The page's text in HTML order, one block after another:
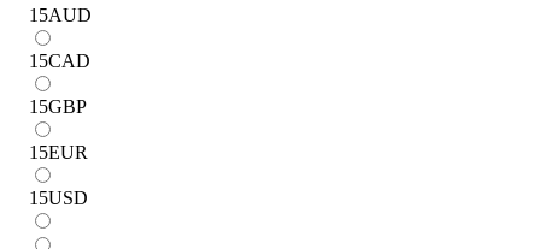
15AUD
15CAD
15GBP
15EUR
15USD